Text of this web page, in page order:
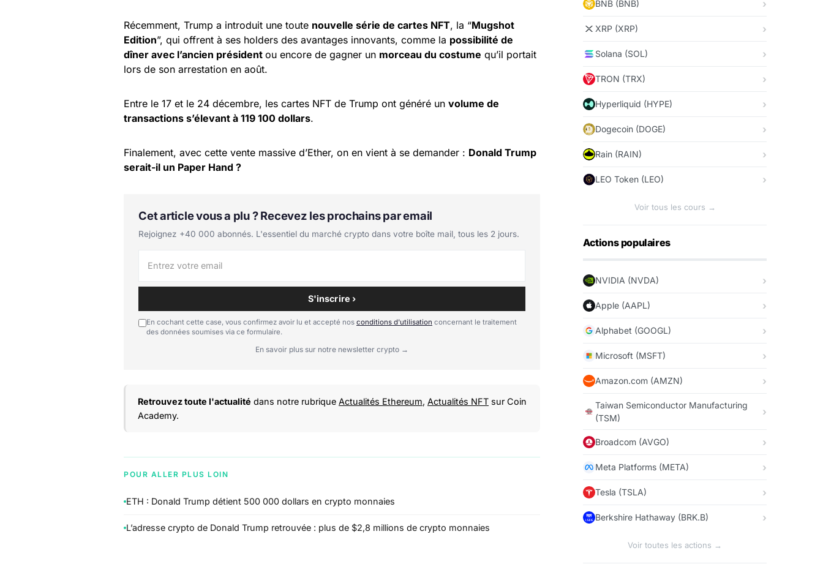
Récemment, Trump a introduit une toute nouvelle série de cartes NFT, la “Mugshot
Edition”, qui offrent à ses holders des avantages innovants, comme la possibilité de
dîner avec l’ancien président ou encore de gagner un morceau du costume qu’il portait
lors de son arrestation en août.
Entre le 17 et le 24 décembre, les cartes NFT de Trump ont généré un volume de
transactions s’élevant à 119 100 dollars.
Finalement, avec cette vente massive d’Ether, on en vient à se demander : Donald Trump
serait-il un Paper Hand ?
Cet article vous a plu ? Recevez les prochains par email
Rejoignez +40 000 abonnés. L'essentiel du marché crypto dans votre boîte mail, tous les 2 jours.
S'inscrire ›
En cochant cette case, vous confirmez avoir lu et accepté nos conditions d'utilisation concernant le traitement
des données soumises via ce formulaire.
En savoir plus sur notre newsletter crypto →
Retrouvez toute l'actualité dans notre rubrique Actualités Ethereum, Actualités NFT sur Coin
Academy.
POUR ALLER PLUS LOIN
ETH : Donald Trump détient 500 000 dollars en crypto monnaies
L’adresse crypto de Donald Trump retrouvée : plus de $2,8 millions de crypto monnaies
BNB (BNB)
XRP (XRP)
Solana (SOL)
TRON (TRX)
Hyperliquid (HYPE)
Dogecoin (DOGE)
Rain (RAIN)
LEO Token (LEO)
Voir tous les cours →
Actions populaires
NVIDIA (NVDA)
Apple (AAPL)
Alphabet (GOOGL)
Microsoft (MSFT)
Amazon.com (AMZN)
Taiwan Semiconductor Manufacturing
(TSM)
Broadcom (AVGO)
Meta Platforms (META)
Tesla (TSLA)
Berkshire Hathaway (BRK.B)
Voir toutes les actions →